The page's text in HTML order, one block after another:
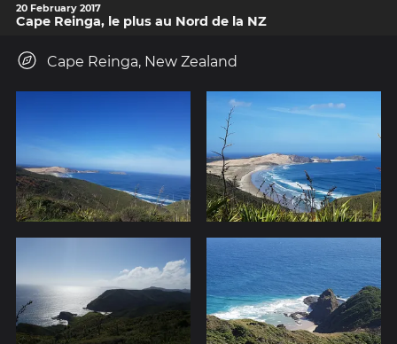
20 February 2017
Cape Reinga, le plus au Nord de la NZ
Cape Reinga, New Zealand